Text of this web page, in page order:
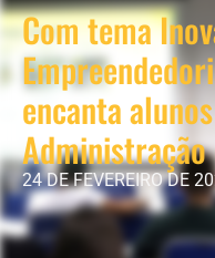
Com tema
encanta
Administração
24 DE FEVEREIRO DE